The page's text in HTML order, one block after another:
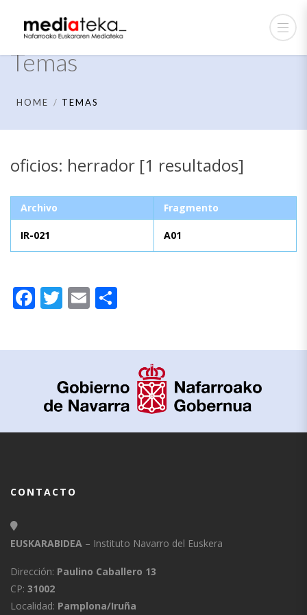
Temas
HOME TEMAS
oficios: herrador [1 resultados]
Archivo Fragmento
IR-021 A01
Facebook
Twitter
Email
CONTACTO
EUSKARABIDEA – Instituto Navarro del Euskera
Dirección: Paulino Caballero 13
CP: 31002
Localidad: Pamplona/Iruña